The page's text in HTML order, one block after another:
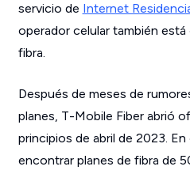
servicio de Internet
operador celular también
fibra.
Después de meses de
planes, T-Mobile Fiber abrió
principios de abril de 2023.
encontrar planes de fibra de